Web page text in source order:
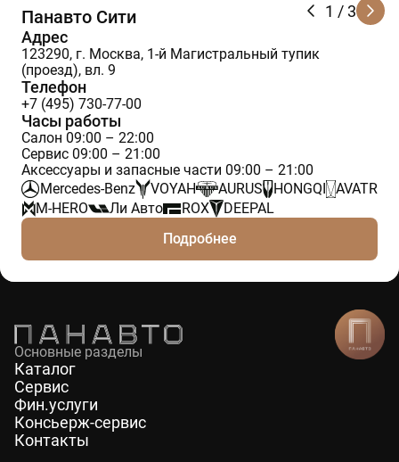
1 / 3
Панавто Сити
Адрес
123290, г. Москва, 1-й Магистральный тупик
(проезд), вл. 9
Телефон
+7 (495) 730-77-00
Часы работы
Салон 09:00 – 22:00
Сервис 09:00 – 21:00
Аксессуары и запасные части 09:00 – 21:00
Mercedes-Benz
VOYAH AURUS HONGQI
AVATR
M-HERO
Ли Авто ROX
DEEPAL
Подробнее
Основные разделы
Каталог
Сервис
Фин.услуги
Консьерж-сервис
Контакты